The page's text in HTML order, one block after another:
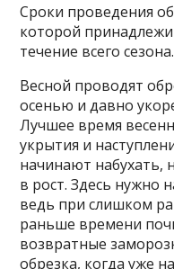
Сроки проведения
которой
течение всего сезона.
Весной проводят
осенью и давно
Лучшее время
укрытия и
начинают набухать,
в рост. Здесь нужно
ведь при слишком
раньше времени
возвратные
обрезка, когда уже